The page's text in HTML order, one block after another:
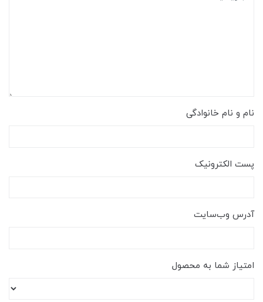
نام و نام خانوادگی
پست الکترونیک
آدرس وب‌سایت
امتیاز شما به محصول